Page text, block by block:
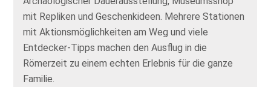
mit Repliken und Geschenkideen. Mehrere Stationen
mit Aktionsmöglichkeiten am Weg und viele
Entdecker-Tipps machen den Ausflug in die
Römerzeit zu einem echten Erlebnis für die ganze
Familie.